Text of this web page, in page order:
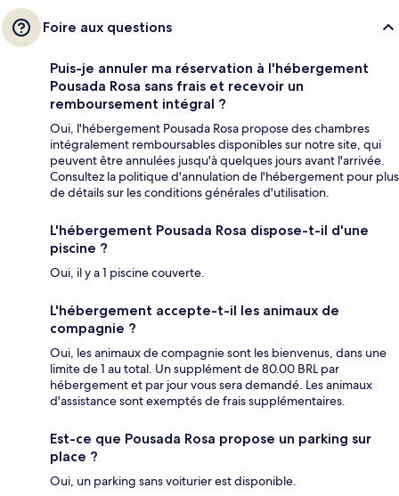
Foire aux questions
Puis-je annuler ma réservation à l'hébergement
Pousada Rosa sans frais et recevoir un
remboursement intégral ?
Oui, l'hébergement Pousada Rosa propose des chambres
intégralement remboursables disponibles sur notre site, qui
peuvent être annulées jusqu'à quelques jours avant l'arrivée.
Consultez la politique d'annulation de l'hébergement pour plus
de détails sur les conditions générales d'utilisation.
L'hébergement Pousada Rosa dispose-t-il d'une
piscine ?
Oui, il y a 1 piscine couverte.
L'hébergement accepte-t-il les animaux de
compagnie ?
Oui, les animaux de compagnie sont les bienvenus, dans une
limite de 1 au total. Un supplément de 80.00 BRL par
hébergement et par jour vous sera demandé. Les animaux
d'assistance sont exemptés de frais supplémentaires.
Est-ce que Pousada Rosa propose un parking sur
place ?
Oui, un parking sans voiturier est disponible.